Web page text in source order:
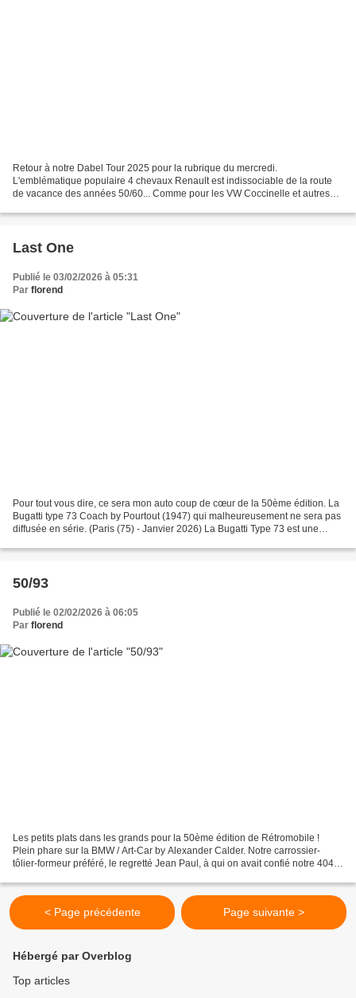
Retour à notre Dabel Tour 2025 pour la rubrique du mercredi.
L'emblématique populaire 4 chevaux Renault est indissociable de la route
de vacance des années 50/60... Comme pour les VW Coccinelle et autres
Last One
Publié le 03/02/2026 à 05:31
Par florend
Pour tout vous dire, ce sera mon auto coup de cœur de la 50ème édition. La
Bugatti type 73 Coach by Pourtout (1947) qui malheureusement ne sera pas
diffusée en série. (Paris (75) - Janvier 2026) La Bugatti Type 73 est une
50/93
Publié le 02/02/2026 à 06:05
Par florend
Les petits plats dans les grands pour la 50ème édition de Rétromobile !
Plein phare sur la BMW / Art-Car by Alexander Calder. Notre carrossier-
tôlier-formeur préféré, le regretté Jean Paul, à qui on avait confié notre 404
< Page précédente Page suivante >
Hébergé par Overblog
Top articles